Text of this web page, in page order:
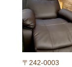
〒242-0003